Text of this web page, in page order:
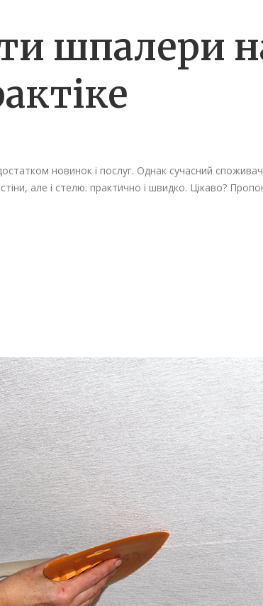
шпалери
новинок і послуг. Однак сучасний
але і стелю: практично і швидко. Цікаво?